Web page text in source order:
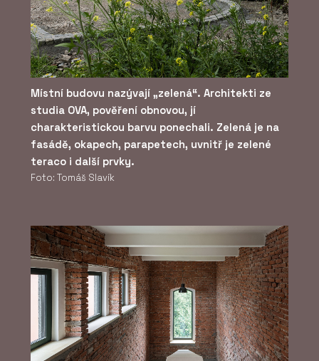
Místní budovu nazývají „zelená“. Architekti ze
studia OVA, pověření obnovou, jí
charakteristickou barvu ponechali. Zelená je na
fasádě, okapech, parapetech, uvnitř je zelené
teraco i další prvky.
Foto: Tomáš Slavík